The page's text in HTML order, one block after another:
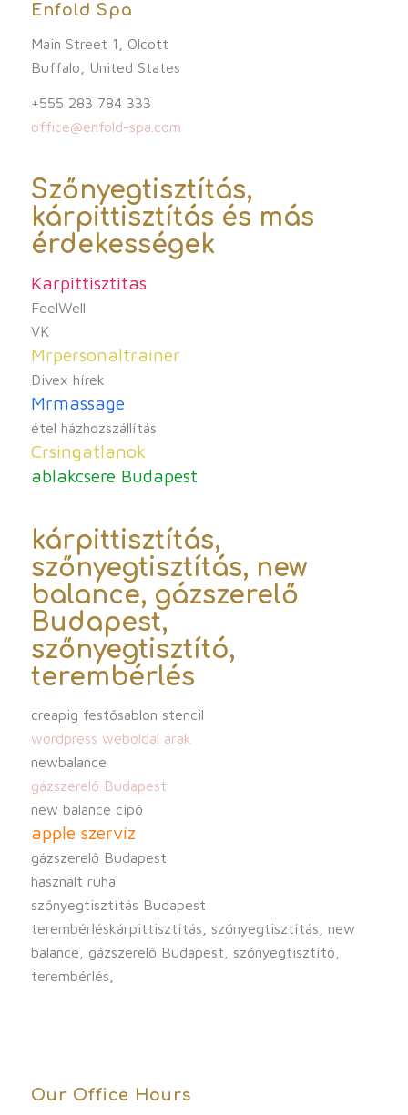
Enfold Spa
Main Street 1, Olcott
Buffalo, United States
+555 283 784 333
office@enfold-spa.com
Szőnyegtisztítás,
kárpittisztítás és más
érdekességek
Karpittisztitas
FeelWell
VK
Mrpersonaltrainer
Divex hírek
Mrmassage
étel házhozszállítás
Crsingatlanok
ablakcsere Budapest
kárpittisztítás,
szőnyegtisztítás, new
balance, gázszerelő
Budapest,
szőnyegtisztító,
terembérlés
creapig festősablon stencil
wordpress weboldal árak
newbalance
gázszerelő Budapest
new balance cipő
apple szervíz
gázszerelő Budapest
használt ruha
szőnyegtisztítás Budapest
terembérléskárpittisztítás, szőnyegtisztítás, new
balance, gázszerelő Budapest, szőnyegtisztító,
terembérlés,
Our Office Hours